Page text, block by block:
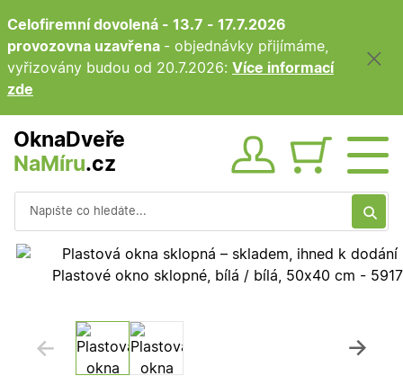
Celofiremní dovolená - 13.7 - 17.7.2026
provozovna uzavřena - objednávky přijímáme,
vyřizovány budou od 20.7.2026: Více informací
zde
OknaDveře
NaMíru.cz Obsah
Vyhledávání